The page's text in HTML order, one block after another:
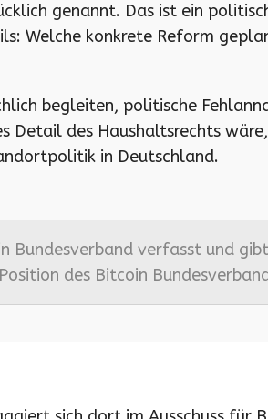
genannt. Das ist ein
Welche konkrete Reform
begleiten, politische
Detail des Haushaltsrechts
in Deutschland.
Bundesverband verfasst und
des Bitcoin